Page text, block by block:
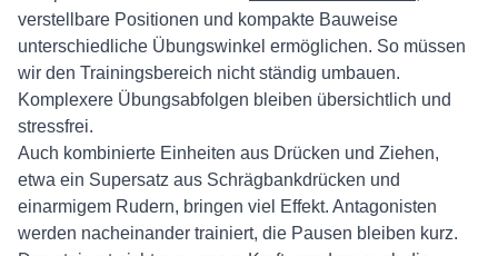
verstellbare Positionen und kompakte Bauweise
unterschiedliche Übungswinkel ermöglichen. So müssen
wir den Trainingsbereich nicht ständig umbauen.
Komplexere Übungsabfolgen bleiben übersichtlich und
stressfrei.
Auch kombinierte Einheiten aus Drücken und Ziehen,
etwa ein Supersatz aus Schrägbankdrücken und
einarmigem Rudern, bringen viel Effekt. Antagonisten
werden nacheinander trainiert, die Pausen bleiben kurz.